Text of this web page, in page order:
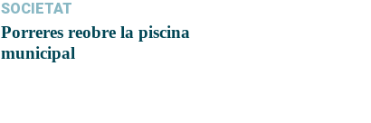
SOCIETAT
Porreres reobre la piscina
municipal